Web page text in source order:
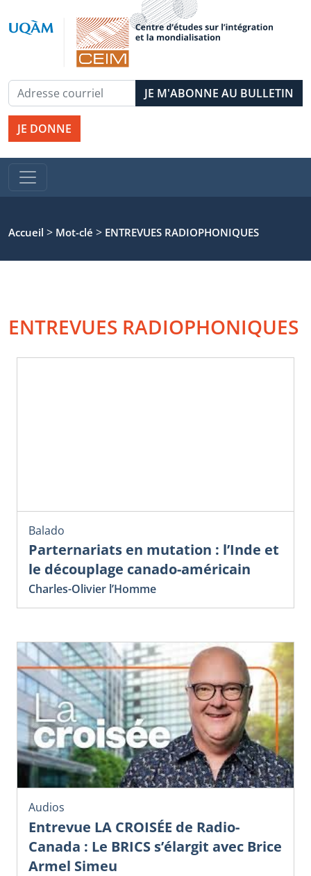
JE DONNE
Accueil > Mot-clé > ENTREVUES RADIOPHONIQUES
ENTREVUES RADIOPHONIQUES
Balado
Parternariats en mutation : l’Inde et
le découplage canado-américain
Charles-Olivier l’Homme
Audios
Entrevue LA CROISÉE de Radio-
Canada : Le BRICS s’élargit avec Brice
Armel Simeu